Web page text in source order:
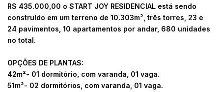
R$ 435.000,00 o START JOY RESIDENCIAL está sendo
construído em um terreno de 10.303m², três torres, 23 e
24 pavimentos, 10 apartamentos por andar, 680 unidades
no total.
OPÇÕES DE PLANTAS:
42m²- 01 dormitório, com varanda, 01 vaga.
51m²- 02 dormitórios, com varanda, 01 vaga.